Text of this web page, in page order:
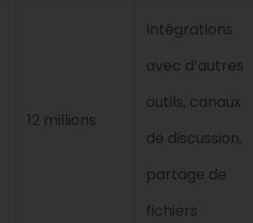
12 millions
Intégrations
avec d’autres
outils, canaux
de discussion,
partage de
fichiers